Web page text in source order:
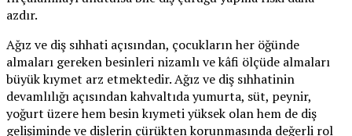
azdır.
Ağız ve diş sıhhati açısından, çocukların her öğünde
almaları gereken besinleri nizamlı ve kâfi ölçüde almaları
büyük kıymet arz etmektedir. Ağız ve diş sıhhatinin
devamlılığı açısından kahvaltıda yumurta, süt, peynir,
yoğurt üzere hem besin kıymeti yüksek olan hem de diş
gelişiminde ve dişlerin çürükten korunmasında değerli rol